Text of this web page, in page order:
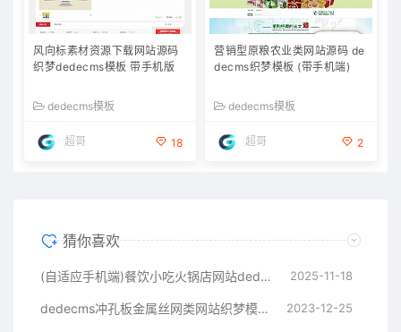
风向标素材资源下载网站源码
织梦dedecms模板 带手机版
dedecms模板
超哥 18
营销型原粮农业类网站源码 de
decms织梦模板 (带手机端)
dedecms模板
超哥 2
猜你喜欢
(自适应手机端)餐饮小吃火锅店网站dedecms源码 2025-11-18
dedecms冲孔板金属丝网类网站织梦模板(带手机端) 2023-12-25